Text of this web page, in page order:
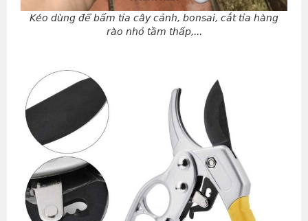
Kéo dùng để bấm tỉa cây cảnh, bonsai, cắt tỉa hàng
rào nhỏ tầm thấp,...